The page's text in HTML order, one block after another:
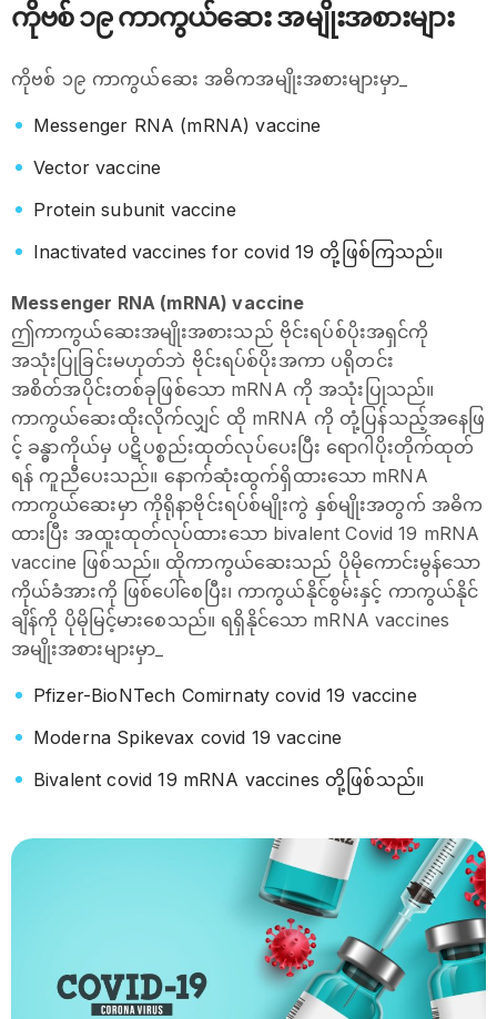
ကိုဗစ် ၁၉ ကာကွယ်ဆေး အမျိုးအစားများ
ကိုဗစ် ၁၉ ကာကွယ်ဆေး အဓိကအမျိုးအစားများမှာ_
Messenger RNA (mRNA) vaccine
Vector vaccine
Protein subunit vaccine
Inactivated vaccines for covid 19 တို့ဖြစ်ကြသည်။
Messenger RNA (mRNA) vaccine
ဤကာကွယ်ဆေးအမျိုးအစားသည် ဗိုင်းရပ်စ်ပိုးအရှင်ကို
အသုံးပြုခြင်းမဟုတ်ဘဲ ဗိုင်းရပ်စ်ပိုးအကာ ပရိုတင်း
အစိတ်အပိုင်းတစ်ခုဖြစ်သော mRNA ကို အသုံးပြုသည်။
ကာကွယ်ဆေးထိုးလိုက်လျှင် ထို mRNA ကို တုံ့ပြန်သည့်အနေဖြ
င့် ခန္ဓာကိုယ်မှ ပဋိပစ္စည်းထုတ်လုပ်ပေးပြီး ရောဂါပိုးတိုက်ထုတ်
ရန် ကူညီပေးသည်။ နောက်ဆုံးထွက်ရှိထားသော mRNA
ကာကွယ်ဆေးမှာ ကိုရိုနာဗိုင်းရပ်စ်မျိုးကွဲ နှစ်မျိုးအတွက် အဓိက
ထားပြီး အထူးထုတ်လုပ်ထားသော bivalent Covid 19 mRNA
vaccine ဖြစ်သည်။ ထိုကာကွယ်ဆေးသည် ပိုမိုကောင်းမွန်သော
ကိုယ်ခံအားကို ဖြစ်ပေါ်စေပြီး၊ ကာကွယ်နိုင်စွမ်းနှင့် ကာကွယ်နိုင်
ချိန်ကို ပိုမိုမြင့်မားစေသည်။ ရရှိနိုင်သော mRNA vaccines
အမျိုးအစားများမှာ_
Pfizer-BioNTech Comirnaty covid 19 vaccine
Moderna Spikevax covid 19 vaccine
Bivalent covid 19 mRNA vaccines တို့ဖြစ်သည်။